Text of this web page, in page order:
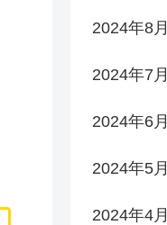
2024年8月
2024年7月
2024年6月
2024年5月
2024年4月